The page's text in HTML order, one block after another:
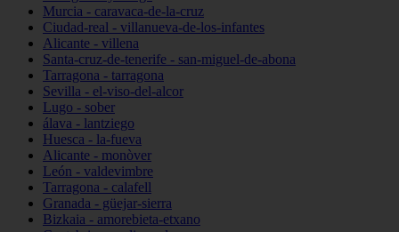
Murcia - caravaca-de-la-cruz
Ciudad-real - villanueva-de-los-infantes
Alicante - villena
Santa-cruz-de-tenerife - san-miguel-de-abona
Tarragona - tarragona
Sevilla - el-viso-del-alcor
Lugo - sober
álava - lantziego
Huesca - la-fueva
Alicante - monòver
León - valdevimbre
Tarragona - calafell
Granada - güejar-sierra
Bizkaia - amorebieta-etxano